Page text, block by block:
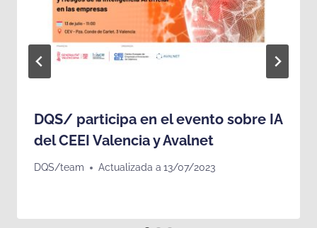
DQS/ participa en el evento sobre IA
del CEEI Valencia y Avalnet
DQS/team Actualizada a 13/07/2023